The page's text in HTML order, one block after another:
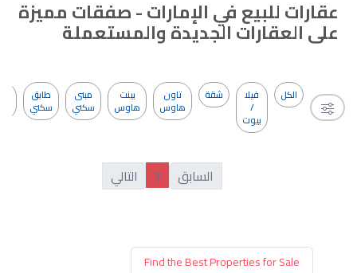
عقارات للبيع في الإمارات - صفقات مميزة
على العقارات الجديدة والمستعملة
الكل
فيلا
/
بيوت
شقة
تاون
هاوس
بينت
هاوس
مبنى
سكني
طابق
سكني
السابق 1 التالي
Find the Best Properties for Sale